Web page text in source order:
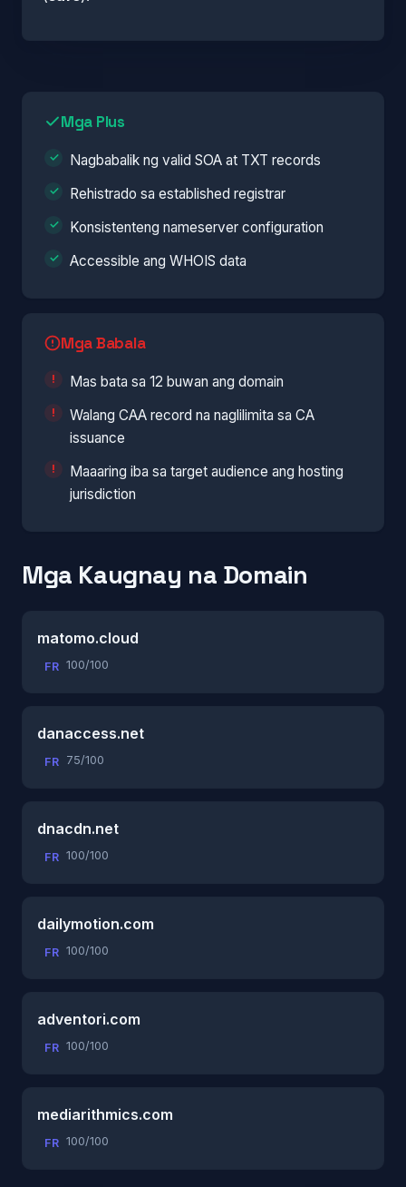
Mga Plus
Nagbabalik ng valid SOA at TXT records
Rehistrado sa established registrar
Konsistenteng nameserver configuration
Accessible ang WHOIS data
Mga Babala
Mas bata sa 12 buwan ang domain
Walang CAA record na naglilimita sa CA
issuance
Maaaring iba sa target audience ang hosting
jurisdiction
Mga Kaugnay na Domain
matomo.cloud
FR 100/100
danaccess.net
FR 75/100
dnacdn.net
FR 100/100
dailymotion.com
FR 100/100
adventori.com
FR 100/100
mediarithmics.com
FR 100/100